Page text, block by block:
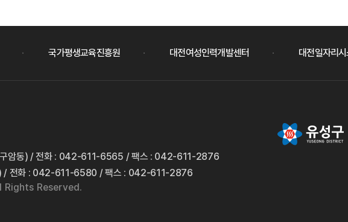
국가평생교육진흥원 대전여성인력개발센터 대전일자리
암동) / 전화 : 042-611-6565 / 팩스 : 042-611-2876
/ 전화 : 042-611-6580 / 팩스 : 042-611-2876
Rights Reserved.